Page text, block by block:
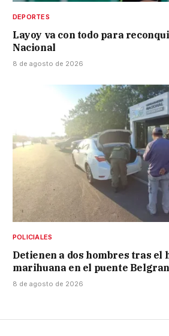
DEPORTES
Layoy va con todo para
Nacional
8 de agosto de 2026
POLICIALES
Detienen a dos hombres tras el
marihuana en el puente
8 de agosto de 2026